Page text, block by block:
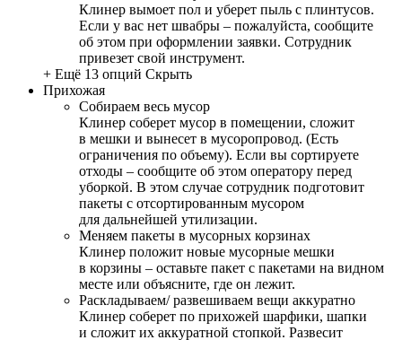
Клинер вымоет пол и уберет пыль с плинтусов.
Если у вас нет швабры – пожалуйста, сообщите
об этом при оформлении заявки. Сотрудник
привезет свой инструмент.
+ Ещё 13 опций Скрыть
Прихожая
Собираем весь мусор
Клинер соберет мусор в помещении, сложит
в мешки и вынесет в мусоропровод. (Есть
ограничения по объему). Если вы сортируете
отходы – сообщите об этом оператору перед
уборкой. В этом случае сотрудник подготовит
пакеты с отсортированным мусором
для дальнейшей утилизации.
Меняем пакеты в мусорных корзинах
Клинер положит новые мусорные мешки
в корзины – оставьте пакет с пакетами на видном
месте или объясните, где он лежит.
Раскладываем/ развешиваем вещи аккуратно
Клинер соберет по прихожей шарфики, шапки
и сложит их аккуратной стопкой. Развесит